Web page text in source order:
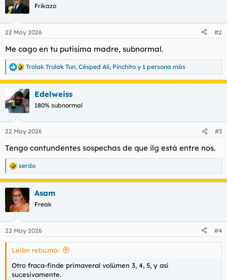
c
i
e
:
Frikazo
22 May 2026 #2
Me cago en tu putísima madre, subnormal.
R
e
a
c
c
i
e
:
Trolak Trolak Tun, Césped Alí, Pinchito y 1 persona más
Edelweiss
180% subnormal
22 May 2026 #3
Tengo contundentes sospechas de que ilg está entre nos.
R
e
a
i
e
s
serdo
Asam
Freak
22 May 2026 #4
Leibn rebuznó:
Otro fraca-finde primaveral volúmen 3, 4, 5, y así
sucesivamente.